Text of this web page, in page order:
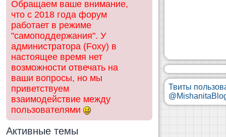
Обращаем ваше внимание,
что с 2018 года форум
работает в режиме
"самоподдержания". У
администратора (Foxy) в
настоящее время нет
возможности отвечать на
ваши вопросы, но мы
приветствуем
взаимодействие между
пользователями
Активные темы
Твиты